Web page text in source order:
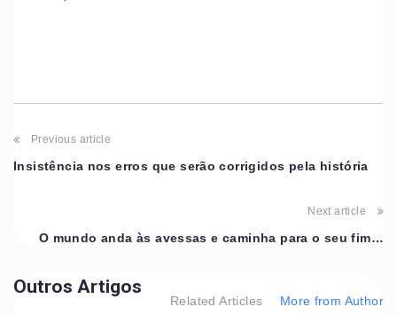
Previous article
Insistência nos erros que serão corrigidos pela história
Next article
O mundo anda às avessas e caminha para o seu fim…
Outros Artigos
Related Articles More from Author